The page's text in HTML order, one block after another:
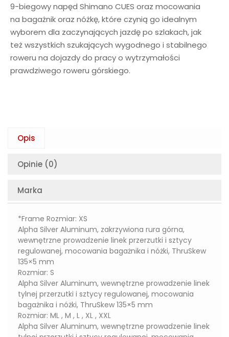
9-biegowy napęd Shimano CUES oraz mocowania
na bagażnik oraz nóżkę, które czynią go idealnym
wyborem dla zaczynających jazdę po szlakach, jak
też wszystkich szukających wygodnego i stabilnego
roweru na dojazdy do pracy o wytrzymałości
prawdziwego roweru górskiego.
Opis
Opinie (0)
Marka
*Frame Rozmiar: XS
Alpha Silver Aluminum, zakrzywiona rura górna,
wewnętrzne prowadzenie linek przerzutki i sztycy
regulowanej, mocowania bagażnika i nóżki, ThruSkew
135×5 mm
Rozmiar: S
Alpha Silver Aluminum, wewnętrzne prowadzenie linek
tylnej przerzutki i sztycy regulowanej, mocowania
bagażnika i nóżki, ThruSkew 135×5 mm
Rozmiar: ML , M , L , XL , XXL
Alpha Silver Aluminum, wewnętrzne prowadzenie linek